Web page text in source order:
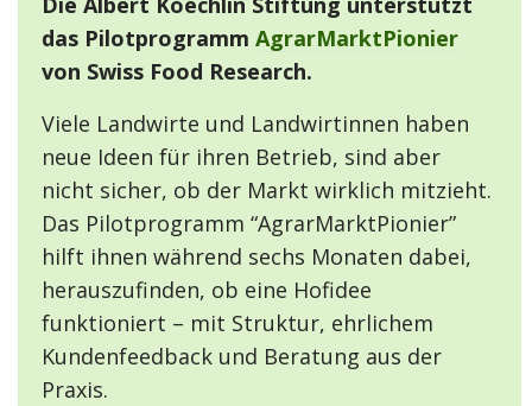
das Pilotprogramm AgrarMarktPionier
von Swiss Food Research.
Viele Landwirte und Landwirtinnen haben
neue Ideen für ihren Betrieb, sind aber
nicht sicher, ob der Markt wirklich mitzieht.
Das Pilotprogramm “AgrarMarktPionier”
hilft ihnen während sechs Monaten dabei,
herauszufinden, ob eine Hofidee
funktioniert – mit Struktur, ehrlichem
Kundenfeedback und Beratung aus der
Praxis.